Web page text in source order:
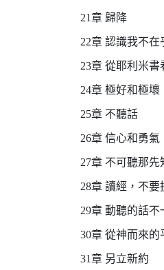
21章 歸降
22章 認識我不在
23章 從耶利米書
24章 極好和極壞
25章 不聽話
26章 信心和勇氣
27章 不可聽那先
28章 讀經，不
29章 動聽的話不
30章 從神而來的
31章 另立新約